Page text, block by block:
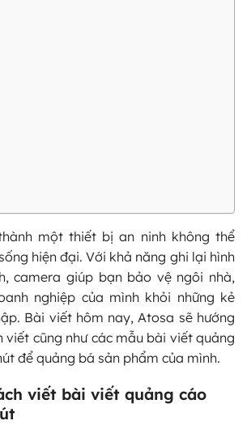
một thiết bị an ninh không thể
hiện đại. Với khả năng ghi lại hình
camera giúp bạn bảo vệ ngôi nhà,
nghiệp của mình khỏi những kẻ
Bài viết hôm nay, Atosa sẽ hướng
viết cũng như các mẫu bài viết quảng
để quảng bá sản phẩm của mình.
viết bài viết quảng cáo